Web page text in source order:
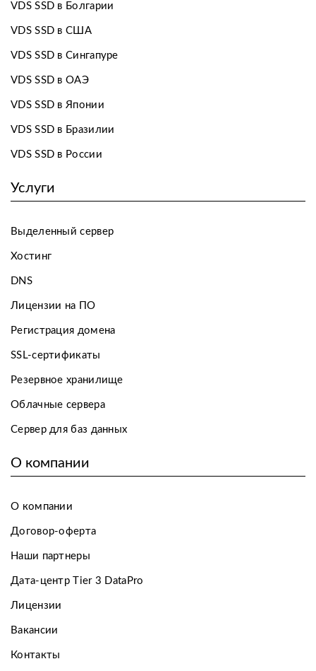
VDS SSD в Болгарии
VDS SSD в США
VDS SSD в Сингапуре
VDS SSD в ОАЭ
VDS SSD в Японии
VDS SSD в Бразилии
VDS SSD в России
Услуги
Выделенный сервер
Хостинг
DNS
Лицензии на ПО
Регистрация домена
SSL-сертификаты
Резервное хранилище
Облачные сервера
Сервер для баз данных
О компании
О компании
Договор-оферта
Наши партнеры
Дата-центр Tier 3 DataPro
Лицензии
Вакансии
Контакты